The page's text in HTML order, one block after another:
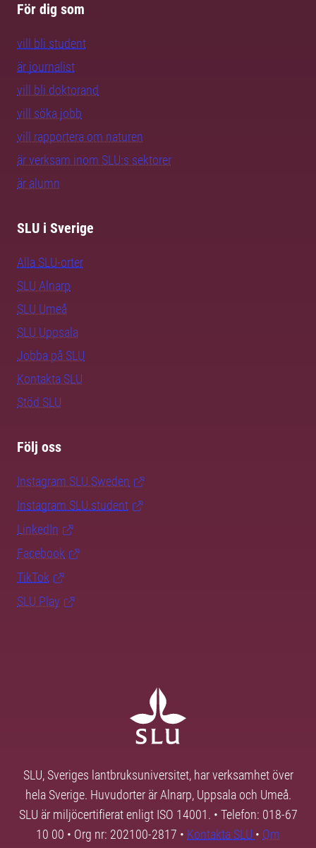
För dig som
vill bli student
är journalist
vill bli doktorand
vill söka jobb
vill rapportera om naturen
är verksam inom SLU:s sektorer
är alumn
SLU i Sverige
Alla SLU-orter
SLU Alnarp
SLU Umeå
SLU Uppsala
Jobba på SLU
Kontakta SLU
Stöd SLU
Följ oss
Instagram SLU.Sweden
Instagram SLU.student
LinkedIn
Facebook
TikTok
SLU Play
SLU, Sveriges lantbruksuniversitet, har verksamhet över
hela Sverige. Huvudorter är Alnarp, Uppsala och Umeå.
SLU är miljöcertifierat enligt ISO 14001. • Telefon: 018-67
10 00 • Org nr: 202100-2817 • Kontakta SLU • Om